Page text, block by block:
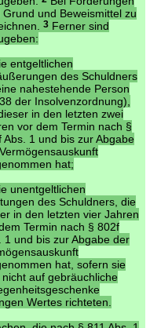
Grund und Beweismittel zu
3Ferner sind
entgeltlichen
des Schuldners
nahestehende Person
der Insolvenzordnung),
in den letzten zwei
vor dem Termin nach §
Abs. 1 und bis zur Abgabe
hat;
unentgeltlichen
des Schuldners, die
in den letzten vier Jahren
Termin nach § 802f
1 und bis zur Abgabe der
hat, sofern sie
nicht auf gebräuchliche
Wertes richteten.